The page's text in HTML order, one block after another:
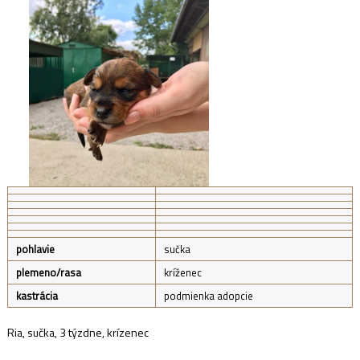
pohlavie
sučka
plemeno/rasa
kríženec
kastrácia
podmienka adopcie
Ria, sučka, 3 týzdne, krízenec